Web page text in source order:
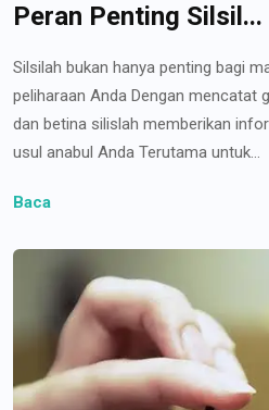
Peran Penting Silsil...
Silsilah bukan hanya penting bagi
peliharaan Anda Dengan mencatat
dan betina silislah memberikan
usul anabul Anda Terutama untuk...
Baca